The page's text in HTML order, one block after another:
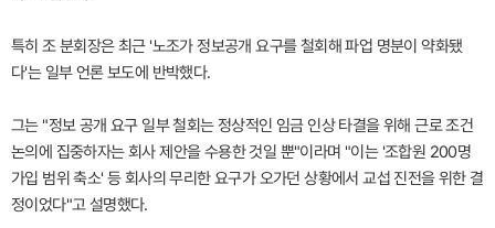
특히 조 분회장은 최근 '노조가 정보공개 요구를 철회해 파업 명분이 약화됐
다'는 일부 언론 보도에 반박했다.
그는 "정보 공개 요구 일부 철회는 정상적인 임금 인상 타결을 위해 근로 조건
논의에 집중하자는 회사 제안을 수용한 것일 뿐"이라며 "이는 '조합원 200명
가입 범위 축소' 등 회사의 무리한 요구가 오가던 상황에서 교섭 진전을 위한 결
정이었다"고 설명했다.